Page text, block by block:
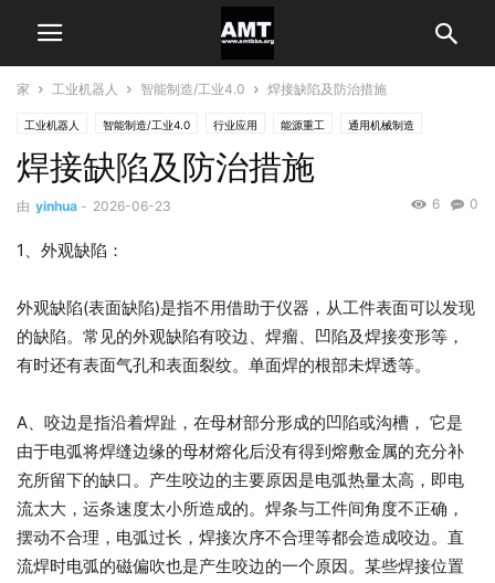
家 工业机器人 智能制造/工业4.0 焊接缺陷及防治措施
工业机器人 智能制造/工业4.0 行业应用 能源重工 通用机械制造
焊接缺陷及防治措施
由 yinhua - 2026-06-23 0
6
1、外观缺陷：
外观缺陷(表面缺陷)是指不用借助于仪器，从工件表面可以发现
的缺陷。常见的外观缺陷有咬边、焊瘤、凹陷及焊接变形等，
有时还有表面气孔和表面裂纹。单面焊的根部未焊透等。
A、咬边是指沿着焊趾，在母材部分形成的凹陷或沟槽， 它是
由于电弧将焊缝边缘的母材熔化后没有得到熔敷金属的充分补
充所留下的缺口。产生咬边的主要原因是电弧热量太高，即电
流太大，运条速度太小所造成的。焊条与工件间角度不正确，
摆动不合理，电弧过长，焊接次序不合理等都会造成咬边。直
流焊时电弧的磁偏吹也是产生咬边的一个原因。某些焊接位置